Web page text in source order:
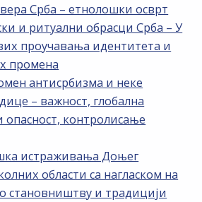
Срба – етнолошки осврт
и ритуални обрасци Срба – У
проучавања идентитета и
промена
антисрбизма и неке
– важност, глобална
контролисање
истраживања Доњег
области са нагласком на
становништву и традицији